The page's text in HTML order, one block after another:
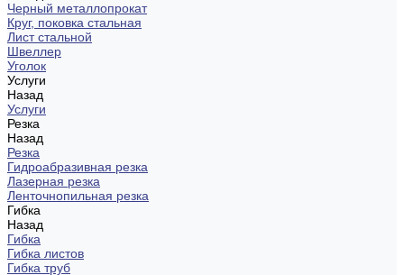
Черный металлопрокат
Круг, поковка стальная
Лист стальной
Швеллер
Уголок
Услуги
Назад
Услуги
Резка
Назад
Резка
Гидроабразивная резка
Лазерная резка
Ленточнопильная резка
Гибка
Назад
Гибка
Гибка листов
Гибка труб